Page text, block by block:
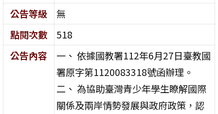
公告等級
無
點閱次數
518
公告內容
一、 依據國教署112年6月27日臺教國
署原字第1120083318號函辦理。
二、 為協助臺灣青少年學生瞭解國際
關係及兩岸情勢發展與政府政策，認